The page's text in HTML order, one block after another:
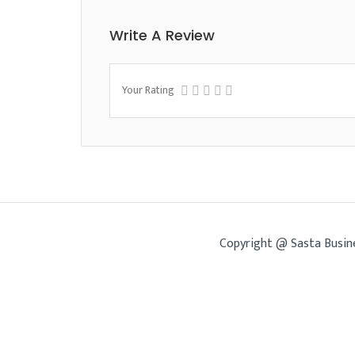
Write A Review
Your Rating
Copyright @ Sasta